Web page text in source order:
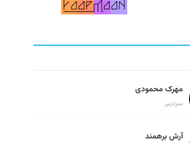
مهرک محمودی
سردبیر
آرش برهمند